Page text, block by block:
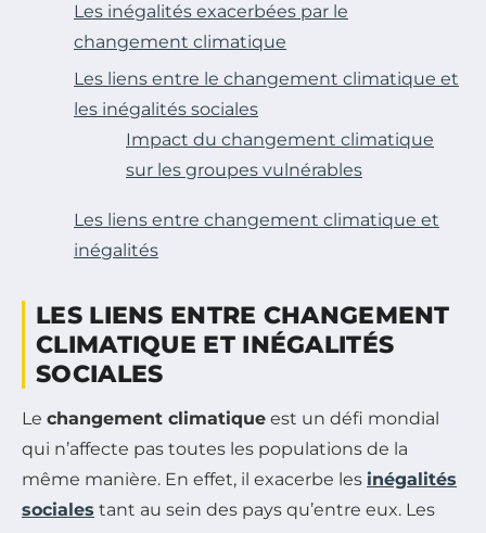
Les inégalités exacerbées par le
changement climatique
Les liens entre le changement climatique et
les inégalités sociales
Impact du changement climatique
sur les groupes vulnérables
Les liens entre changement climatique et
inégalités
LES LIENS ENTRE CHANGEMENT
CLIMATIQUE ET INÉGALITÉS
SOCIALES
Le changement climatique est un défi mondial
qui n’affecte pas toutes les populations de la
même manière. En effet, il exacerbe les inégalités
sociales tant au sein des pays qu’entre eux. Les